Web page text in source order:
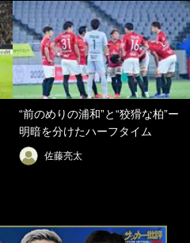
“前のめりの浦和”と“狡猾な柏”ー
明暗を分けたハーフタイム
佐藤亮太